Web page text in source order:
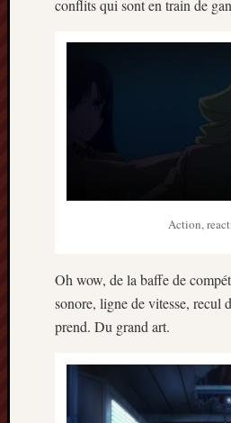
conflits qui sont en train de
Action,
Oh wow, de la baffe de
sonore, ligne de vitesse, recul
prend. Du grand art.